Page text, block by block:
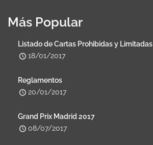
Más Popular
Listado de Cartas Prohibidas y Limitadas
18/01/2017
Reglamentos
20/01/2017
Grand Prix Madrid 2017
08/07/2017